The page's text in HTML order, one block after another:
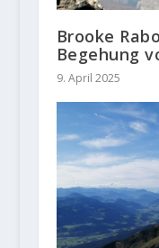
Brooke
Begehung
9. April 2025